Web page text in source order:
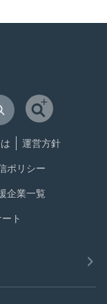
運営方針
ポリシー
企業一覧
ト